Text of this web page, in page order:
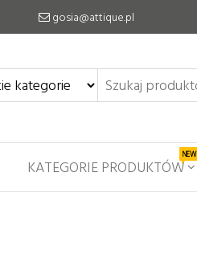
gosia@attique.pl
KATEGORIE PRODUKTÓW
NEW